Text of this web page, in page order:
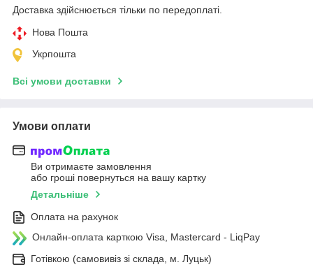
Доставка здійснюється тільки по передоплаті.
Нова Пошта
Укрпошта
Всі умови доставки
Умови оплати
Ви отримаєте замовлення
або гроші повернуться на вашу картку
Детальніше
Оплата на рахунок
Онлайн-оплата карткою Visa, Mastercard - LiqPay
Готівкою (самовивіз зі склада, м. Луцьк)